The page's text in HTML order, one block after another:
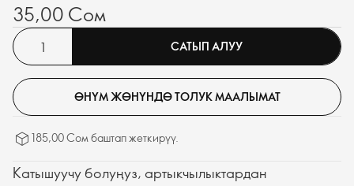
35,00 Сом
САТЫП АЛУУ
ӨНҮМ ЖӨНҮНДӨ ТОЛУК МААЛЫМАТ
185,00 Сом баштап жеткирүү.
Катышуучу болуңуз, артыкчылыктардан